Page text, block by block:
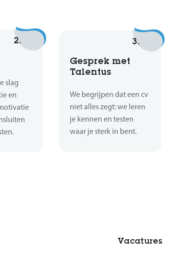
2.
slag
en
3.
Gesprek met
Talentus
We begrijpen dat een cv
niet alles zegt: we leren
je kennen en testen
waar je sterk in bent.
Vacatures